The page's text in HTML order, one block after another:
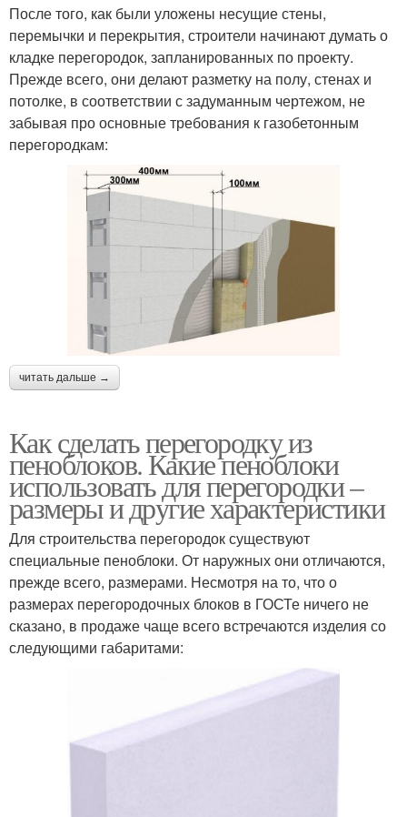
После того, как были уложены несущие стены,
перемычки и перекрытия, строители начинают думать о
кладке перегородок, запланированных по проекту.
Прежде всего, они делают разметку на полу, стенах и
потолке, в соответствии с задуманным чертежом, не
забывая про основные требования к газобетонным
перегородкам:
читать дальше →
Как сделать перегородку из
пеноблоков. Какие пеноблоки
использовать для перегородки –
размеры и другие характеристики
Для строительства перегородок существуют
специальные пеноблоки. От наружных они отличаются,
прежде всего, размерами. Несмотря на то, что о
размерах перегородочных блоков в ГОСТе ничего не
сказано, в продаже чаще всего встречаются изделия со
следующими габаритами: